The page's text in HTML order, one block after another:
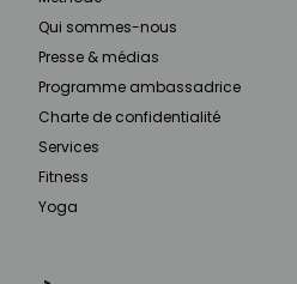
Qui sommes-nous
Presse & médias
Programme ambassadrice
Charte de confidentialité
Services
Fitness
Yoga